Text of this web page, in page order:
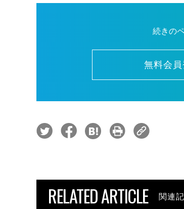
続きの
無料会
RELATED ARTICLE 関連